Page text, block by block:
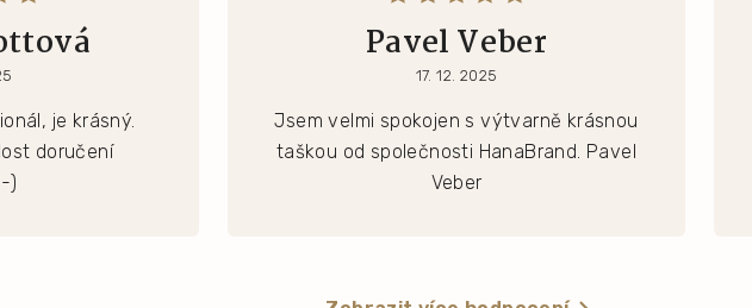
je krásný.
doručení
)
Pavel Veber
17. 12. 2025
Jsem velmi spokojen s výtvarně krásnou
taškou od společnosti HanaBrand. Pavel
Veber